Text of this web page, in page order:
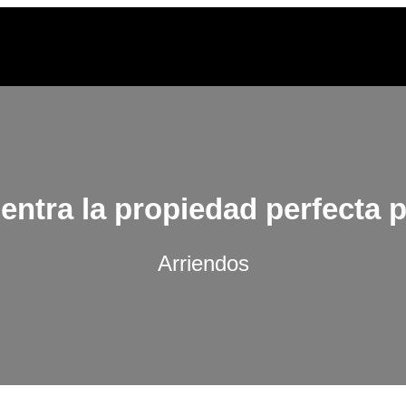
la propiedad perfecta
Arriendos